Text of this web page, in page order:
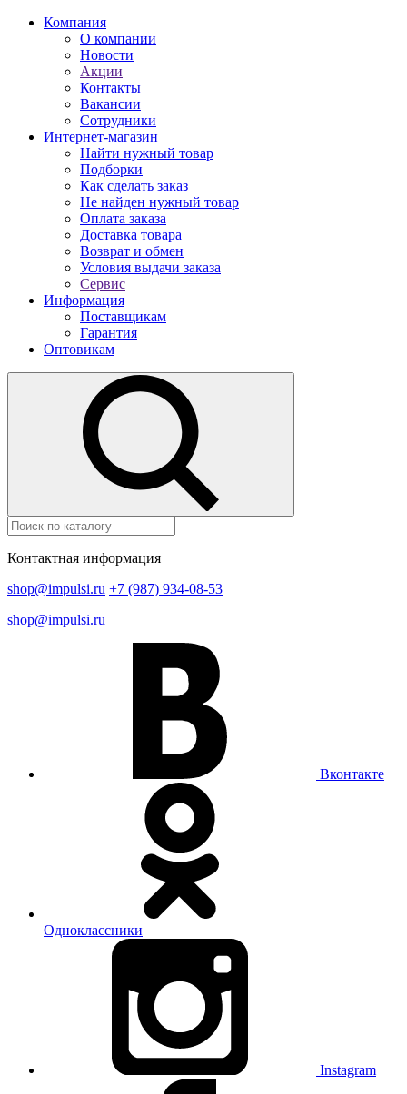
Компания
О компании
Новости
Акции
Контакты
Вакансии
Сотрудники
Интернет-магазин
Найти нужный товар
Подборки
Как сделать заказ
Не найден нужный товар
Оплата заказа
Доставка товара
Возврат и обмен
Условия выдачи заказа
Сервис
Информация
Поставщикам
Гарантия
Оптовикам
Контактная информация
shop@impulsi.ru +7 (987) 934-08-53
shop@impulsi.ru
Вконтакте
Одноклассники
Instagram